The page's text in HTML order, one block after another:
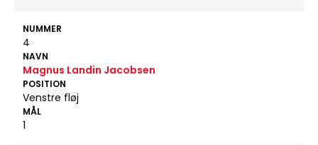
NUMMER
4
NAVN
Magnus Landin Jacobsen
POSITION
Venstre fløj
MÅL
1